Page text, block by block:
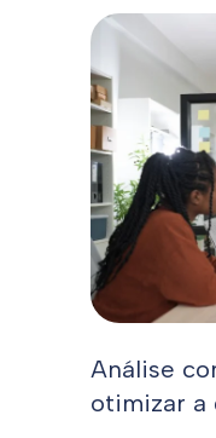
Análise
otimizar a